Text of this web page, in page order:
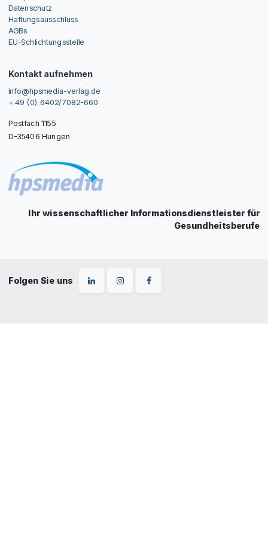
Datenschutz
Haftungsausschluss
AGBs
EU-Schlichtungsstelle
Kontakt aufnehmen
info@hpsmedia-verlag.de
+ 49 (0) 6402/7082-660
Postfach 1155
D-35406 Hungen
Ihr wissenschaftlicher Informationsdienstleister für
Gesundheitsberufe
Folgen Sie uns